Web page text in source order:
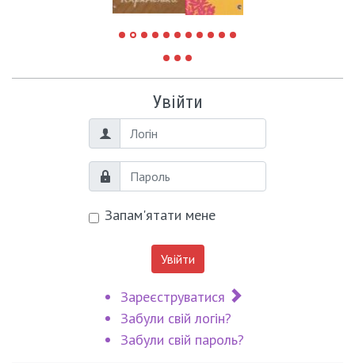
Увійти
Логін
Пароль
Запам'ятати мене
Увійти
Зареєструватися
Забули свій логін?
Забули свій пароль?